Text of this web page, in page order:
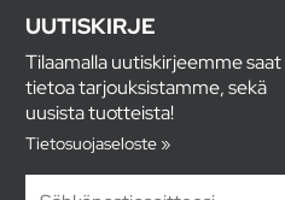
UUTISKIRJE
Tilaamalla uutiskirjeemme saat
tietoa tarjouksistamme, sekä
uusista tuotteista!
Tietosuojaseloste »